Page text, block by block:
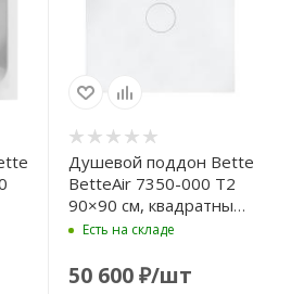
Душевой поддон Bette
BetteAir 7350-000 T2
90×90 см, квадратный,
белый
Есть на складе
50 600₽/шт